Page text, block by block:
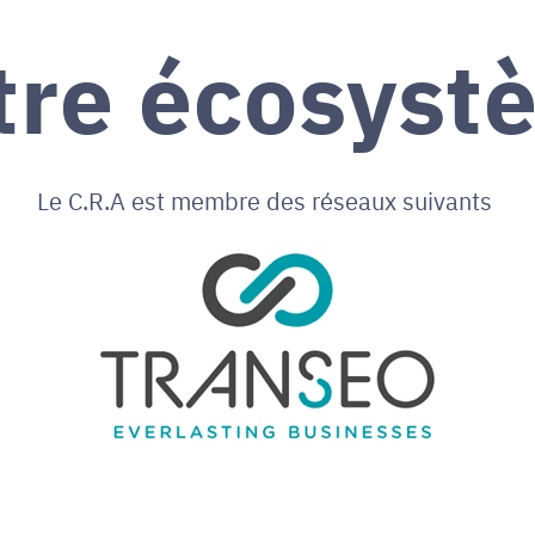
Le C.R.A est membre des réseaux suivants